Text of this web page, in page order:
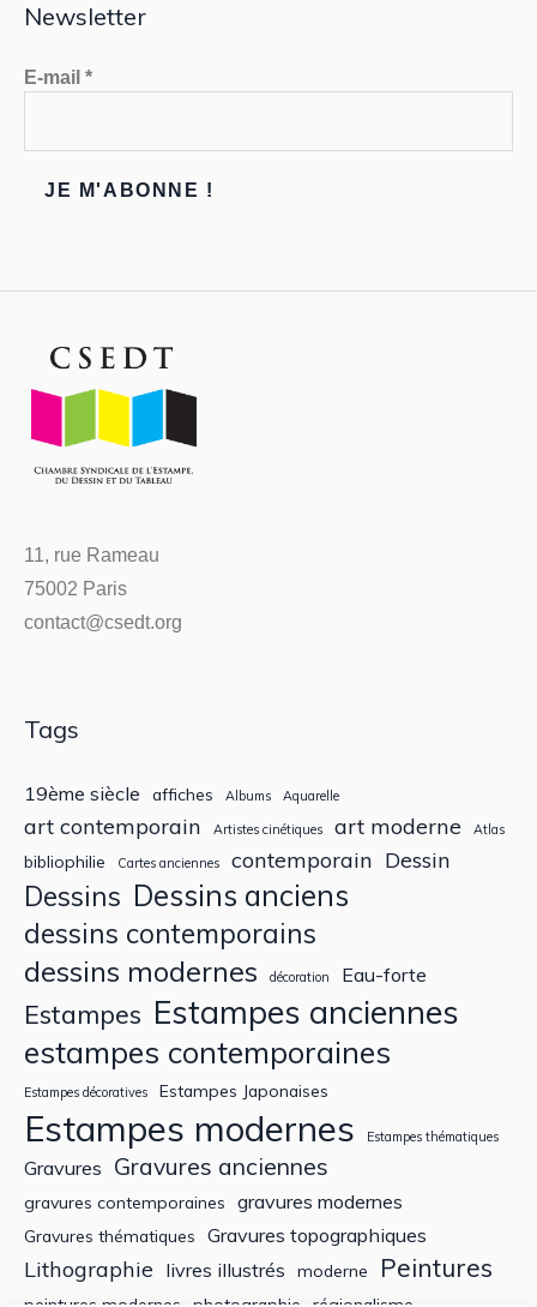
Newsletter
E-mail *
11, rue Rameau
75002 Paris
contact@csedt.org
Tags
19ème siècle affiches Albums Aquarelle
art contemporain Artistes cinétiques art moderne Atlas
bibliophilie Cartes anciennes contemporain Dessin
Dessins Dessins anciens
dessins contemporains
dessins modernes décoration Eau-forte
Estampes Estampes anciennes
estampes contemporaines
Estampes décoratives Estampes Japonaises
Estampes modernes Estampes thématiques
Gravures Gravures anciennes
gravures contemporaines gravures modernes
Gravures thématiques Gravures topographiques
Lithographie livres illustrés moderne Peintures